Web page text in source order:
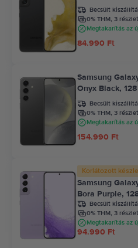
Becsült
0% THM, 3
Megtakarítás az
84.990 Ft
Samsung
Onyx Black,
Becsült
0% THM, 3
Megtakarítás az
154.990 Ft
Korlátozott
Samsung
Bora Purple,
Becsült
0% THM, 3
Megtakarítás az
94.990 Ft